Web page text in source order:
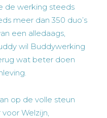
de werking steeds
meer dan 350 duo’s
een alledaags,
wil Buddywerking
wat beter doen
op de volle steun
Welzijn,